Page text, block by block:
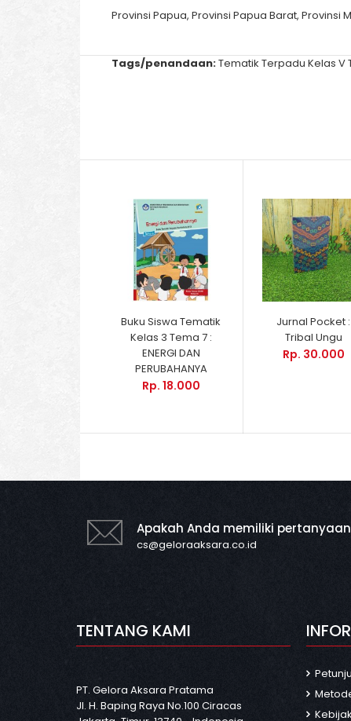
Provinsi Papua, Provinsi Papua Barat, Provinsi
Tags/penandaan:Tematik Terpadu Kelas
Buku Siswa Tematik
Kelas 3 Tema 7 :
ENERGI DAN
PERUBAHANYA
Rp. 18.000
Jurnal Pocket :
Tribal Ungu
Rp. 30.000
Apakah Anda memiliki
cs@geloraaksara.co.id
TENTANG KAMI
PT. Gelora Aksara Pratama
Jl. H. Baping Raya No.100 Ciracas